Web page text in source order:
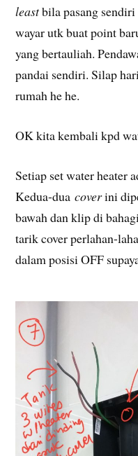
leastbila pasang
wayar utk buat point
yang bertauliah.
pandai sendiri. Silap
rumah he he.
OK kita kembali kpd
Setiap set water heater
Kedua-duacoverini
bawah dan klip di
tarik cover perlahan-
dalam posisi OFF